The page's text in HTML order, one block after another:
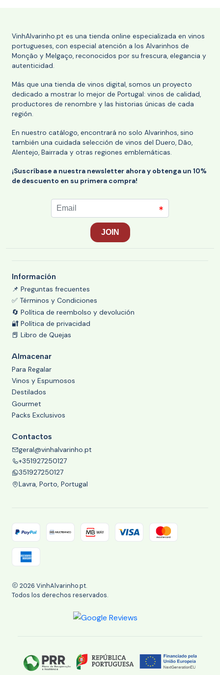
VinhAlvarinho.pt es una tienda online especializada en vinos
portugueses, con especial atención a los Alvarinhos de
Monção y Melgaço, reconocidos por su frescura, elegancia y
autenticidad.
Más que una tienda de vinos digital, somos un proyecto
dedicado a mostrar lo mejor de Portugal: vinos de calidad,
productores de renombre y las historias únicas de cada
región.
En nuestro catálogo, encontrará no solo Alvarinhos, sino
también una cuidada selección de vinos del Duero, Dão,
Alentejo, Bairrada y otras regiones emblemáticas.
¡Suscríbase a nuestra newsletter ahora y obtenga un 10%
de descuento en su primera compra!
Información
📌 Preguntas frecuentes
✅ Términos y Condiciones
🔄 Política de reembolso y devolución
🔐 Política de privacidad
📕 Libro de Quejas
Almacenar
Para Regalar
Vinos y Espumosos
Destilados
Gourmet
Packs Exclusivos
Contactos
geral@vinhalvarinho.pt
+351927250127
351927250127
Lavra, Porto, Portugal
2026 VinhAlvarinho.pt.
Todos los derechos reservados.